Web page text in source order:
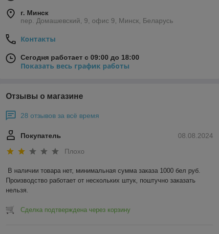
г. Минск
пер. Домашевский, 9, офис 9, Минск, Беларусь
Контакты
Сегодня работает с 09:00 до 18:00
Показать весь график работы
Отзывы о магазине
28 отзывов за всё время
08.08.2024
Покупатель
Плохо
В наличии товара нет, минимальная сумма заказа 1000 бел руб.
Производство работает от нескольких штук, поштучно заказать
нельзя.
Сделка подтверждена через корзину